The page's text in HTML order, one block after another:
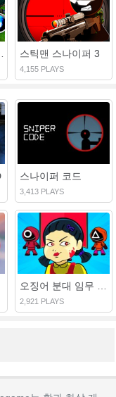
스틱맨 스나이퍼 3
4,155 PLAYS
스나이퍼 코드
3,413 PLAYS
2,921 PLAYS